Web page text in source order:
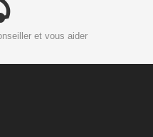
et vous aider